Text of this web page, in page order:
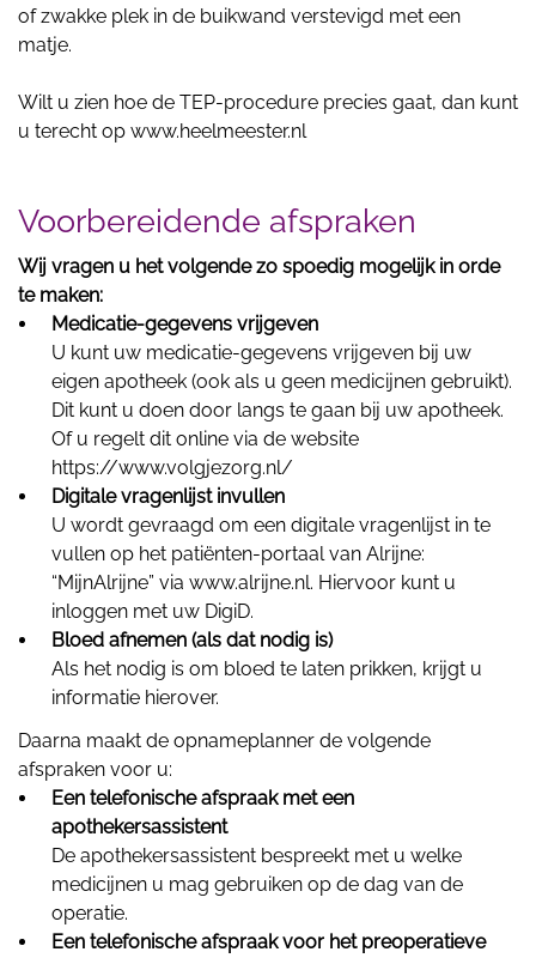
of zwakke plek in de buikwand verstevigd met een
matje.
Wilt u zien hoe de TEP-procedure precies gaat, dan kunt
u terecht op www.heelmeester.nl
Voorbereidende afspraken
Wij vragen u het volgende zo spoedig mogelijk in orde
te maken:
Medicatie-gegevens vrijgeven
U kunt uw medicatie-gegevens vrijgeven bij uw
eigen apotheek (ook als u geen medicijnen gebruikt).
Dit kunt u doen door langs te gaan bij uw apotheek.
Of u regelt dit online via de website
https://www.volgjezorg.nl/
Digitale vragenlijst invullen
U wordt gevraagd om een digitale vragenlijst in te
vullen op het patiënten-portaal van Alrijne:
“MijnAlrijne” via www.alrijne.nl. Hiervoor kunt u
inloggen met uw DigiD.
Bloed afnemen (als dat nodig is)
Als het nodig is om bloed te laten prikken, krijgt u
informatie hierover.
Daarna maakt de opnameplanner de volgende
afspraken voor u:
Een telefonische afspraak met een
apothekersassistent
De apothekersassistent bespreekt met u welke
medicijnen u mag gebruiken op de dag van de
operatie.
Een telefonische afspraak voor het preoperatieve